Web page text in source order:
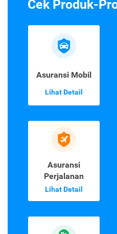
Cek Produk-
Asuransi Mobil
Lihat Detail
Asuransi
Perjalanan
Lihat Detail